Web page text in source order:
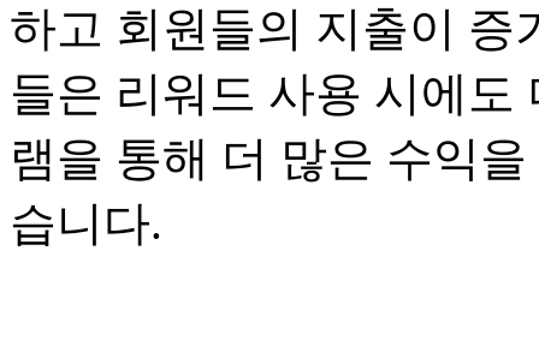
하고 회원들의 지출이 증
들은 리워드 사용 시에도
램을 통해 더 많은 수익
습니다.